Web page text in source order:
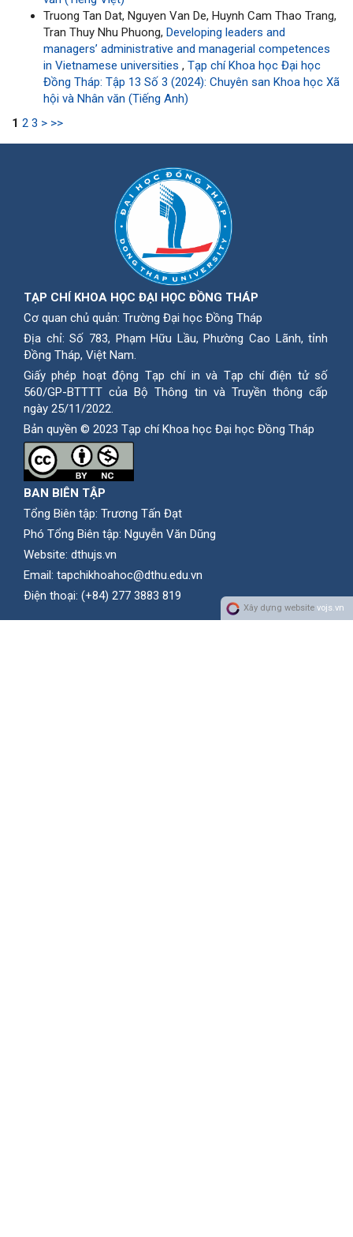
Truong Tan Dat, Nguyen Van De, Huynh Cam Thao Trang,
Tran Thuy Nhu Phuong, Developing leaders and
managers’ administrative and managerial competences
in Vietnamese universities , Tạp chí Khoa học Đại học
Đồng Tháp: Tập 13 Số 3 (2024): Chuyên san Khoa học Xã
hội và Nhân văn (Tiếng Anh)
1 2 3 > >>
TẠP CHÍ KHOA HỌC ĐẠI HỌC ĐỒNG THÁP
Cơ quan chủ quản: Trường Đại học Đồng Tháp
Địa chỉ: Số 783, Phạm Hữu Lầu, Phường Cao Lãnh, tỉnh
Ðồng Tháp, Việt Nam.
Giấy phép hoạt động Tạp chí in và Tạp chí điện tử số
560/GP-BTTTT của Bộ Thông tin và Truyền thông cấp
ngày 25/11/2022.
Bản quyền © 2023 Tạp chí Khoa học Đại học Đồng Tháp
BAN BIÊN TẬP
Tổng Biên tập: Trương Tấn Đạt
Phó Tổng Biên tập: Nguyễn Văn Dũng
Website: dthujs.vn
Email: tapchikhoahoc@dthu.edu.vn
Ðiện thoại: (+84) 277 3883 819